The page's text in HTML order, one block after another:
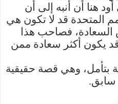
هنا أن أنبه إلى أن
المتحدة قد لا تكون هي
السعادة، فصاحب هذا
يكون أكثر سعادة ممن
بتأمل، وهي قصة حقيقية